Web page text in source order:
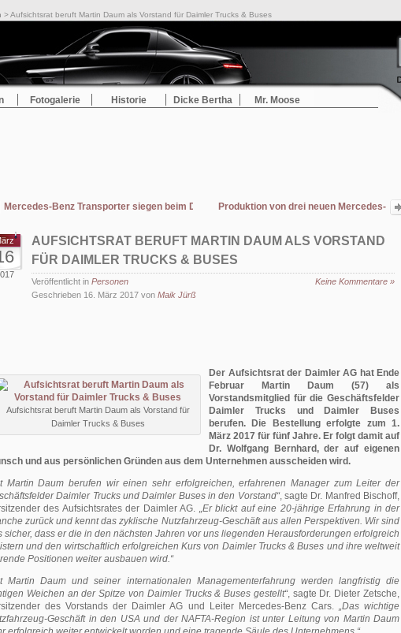
> Aufsichtsrat beruft Martin Daum als Vorstand für Daimler Trucks & Buses
Fotogalerie Historie Dicke Bertha Mr. Moose
Mercedes-Benz Transporter siegen beim DEKRA Gebrauchtwagenreport 2017
Produktion von drei neuen Mercedes-
gestartet
AUFSICHTSRAT BERUFT MARTIN DAUM ALS VORSTAND
FÜR DAIMLER TRUCKS & BUSES
Veröffentlicht in Personen
Keine Kommentare »
Geschrieben 16. März 2017 von Maik Jürß
Aufsichtsrat beruft Martin Daum als Vorstand für
Daimler Trucks & Buses
Der Aufsichtsrat der Daimler AG hat Ende
Februar Martin Daum (57) als
Vorstandsmitglied für die Geschäftsfelder
Daimler Trucks und Daimler Buses
berufen. Die Bestellung erfolgte zum 1.
März 2017 für fünf Jahre. Er folgt damit auf
Dr. Wolfgang Bernhard, der auf eigenen
und aus persönlichen Gründen aus dem Unternehmen ausscheiden wird.
Martin Daum berufen wir einen sehr erfolgreichen, erfahrenen Manager zum Leiter der
Daimler Trucks und Daimler Buses in den Vorstand“, sagte Dr. Manfred Bischoff,
des Aufsichtsrates der Daimler AG. „Er blickt auf eine 20-jährige Erfahrung in der
zurück und kennt das zyklische Nutzfahrzeug-Geschäft aus allen Perspektiven. Wir sind
sicher, dass er die in den nächsten Jahren vor uns liegenden Herausforderungen erfolgreich
und den wirtschaftlich erfolgreichen Kurs von Daimler Trucks & Buses und ihre weltweit
Positionen weiter ausbauen wird.“
Martin Daum und seiner internationalen Managementerfahrung werden langfristig die
Weichen an der Spitze von Daimler Trucks & Buses gestellt“, sagte Dr. Dieter Zetsche,
des Vorstands der Daimler AG und Leiter Mercedes-Benz Cars. „Das wichtige
Geschäft in den USA und der NAFTA-Region ist unter Leitung von Martin Daum